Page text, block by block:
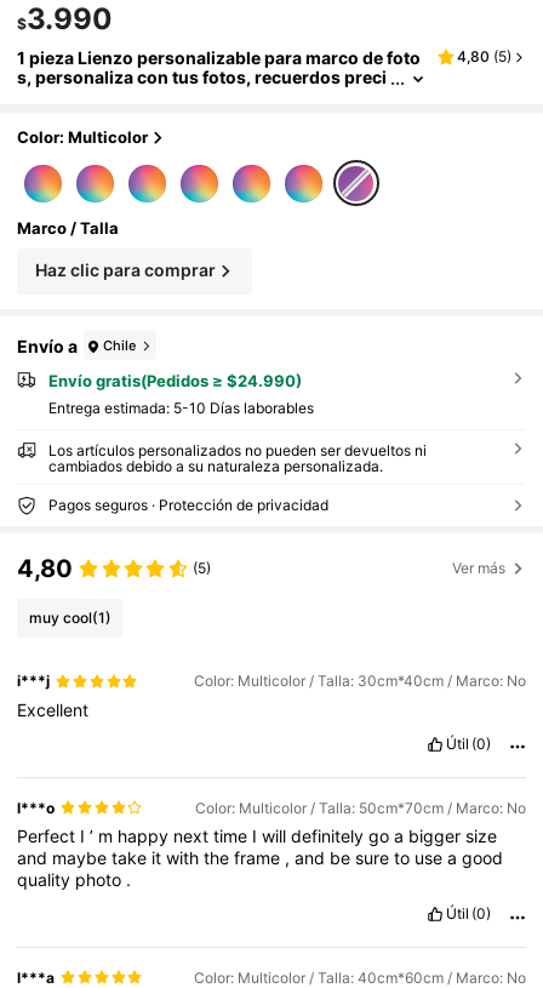
$3.990
1 pieza Lienzo personalizable para marco de foto
s, personaliza con tus fotos, recuerdos preci
eal. Esta obra de arte de lienzo personalizada es r
Madre, cumpleaños, graduaciones, inauguración
de la casa y talla grande, para preservar recuerdo
4,80 (5)
Color: Multicolor
Marco / Talla
Haz clic para comprar
Envío a Chile
Envío gratis(Pedidos ≥ $24.990)
Entrega estimada: 5-10 Días laborables
Los artículos personalizados no pueden ser devueltos ni
cambiados debido a su naturaleza personalizada.
Pagos seguros · Protección de privacidad
4,80 (5) Ver más
muy cool(1)
i***j Color: Multicolor / Talla: 30cm*40cm / Marco: No
Excellent
Útil (0)
l***o Color: Multicolor / Talla: 50cm*70cm / Marco: No
Perfect I’ m happy nexttime Iwilldefinitelygoa biggersize
and maybetake itwiththeframe ,and besureto useagood
quality photo .
Útil (0)
l***a Color: Multicolor / Talla: 40cm*60cm / Marco: No